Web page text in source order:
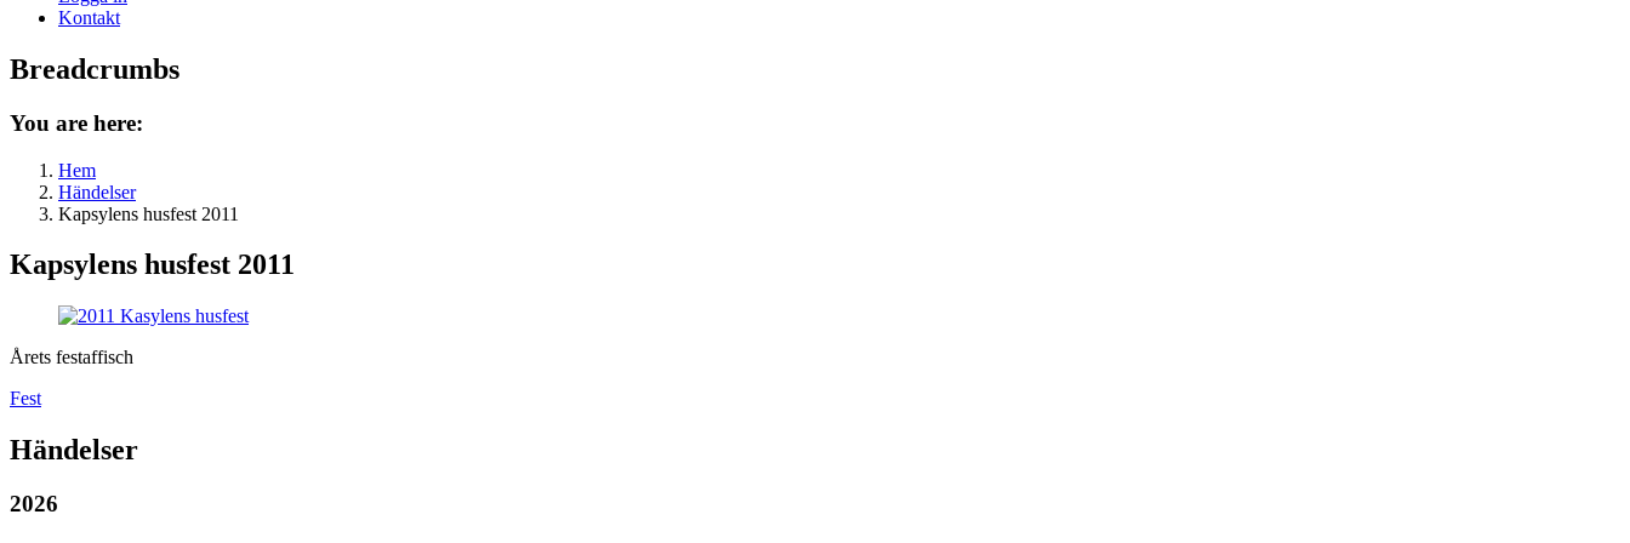
Kontakt
Breadcrumbs
You are here:
Hem
Händelser
Kapsylens husfest 2011
Kapsylens husfest 2011
Årets festaffisch
Fest
Händelser
2026